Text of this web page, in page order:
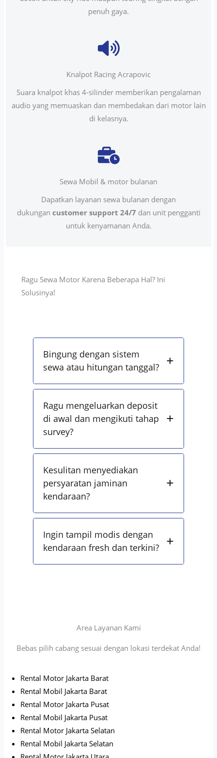
penuh gaya.
Knalpot Racing Acrapovic
Suara knalpot khas 4-silinder memberikan pengalaman
audio yang memuaskan dan membedakan dari motor lain
di kelasnya.
Sewa Mobil & motor bulanan
Dapatkan layanan sewa bulanan dengan
dukungan customer support 24/7 dan unit pengganti
untuk kenyamanan Anda.
Ragu Sewa Motor Karena Beberapa Hal? Ini
Solusinya!
Bingung dengan sistem
sewa atau hitungan tanggal?
Ragu mengeluarkan deposit
di awal dan mengikuti tahap
survey?
Kesulitan menyediakan
persyaratan jaminan
kendaraan?
Ingin tampil modis dengan
kendaraan fresh dan terkini?
Area Layanan Kami
Bebas pilih cabang sesuai dengan lokasi terdekat Anda!
Rental Motor Jakarta Barat
Rental Mobil Jakarta Barat
Rental Motor Jakarta Pusat
Rental Mobil Jakarta Pusat
Rental Motor Jakarta Selatan
Rental Mobil Jakarta Selatan